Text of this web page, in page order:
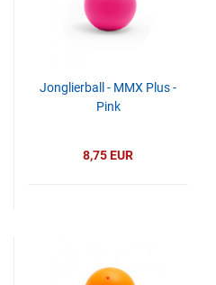
Jonglierball - MMX Plus -
Pink
8,75 EUR